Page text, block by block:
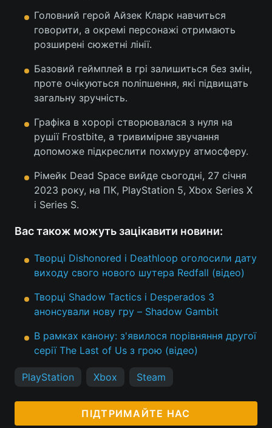
Головний герой Айзек Кларк навчиться
говорити, а окремі персонажі отримають
розширені сюжетні лінії.
Базовий геймплей в грі залишиться без змін,
проте очікуються поліпшення, які підвищать
загальну зручність.
Графіка в хорорі створювалася з нуля на
рушії Frostbite, а тривимірне звучання
допоможе підкреслити похмуру атмосферу.
Рімейк Dead Space вийде сьогодні, 27 січня
2023 року, на ПК, PlayStation 5, Xbox Series X
і Series S.
Вас також можуть зацікавити новини:
Творці Dishonored і Deathloop оголосили дату
виходу свого нового шутера Redfall (відео)
Творці Shadow Tactics і Desperados 3
анонсували нову гру – Shadow Gambit
В рамках канону: з'явилося порівняння другої
серії The Last оf Us з грою (відео)
PlayStation Xbox Steam
ПІДТРИМАЙТЕ НАС